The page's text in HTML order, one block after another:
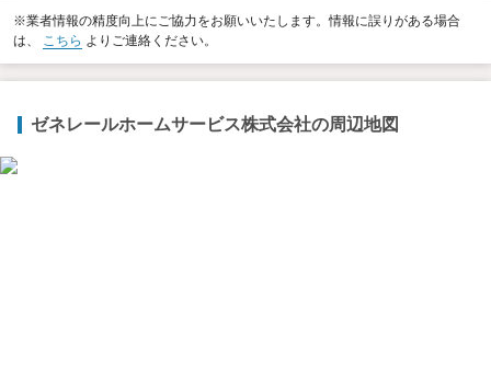
※業者情報の精度向上にご協力をお願いいたします。情報に誤りがある場合
は、 こちら よりご連絡ください。
ゼネレールホームサービス株式会社の周辺地図